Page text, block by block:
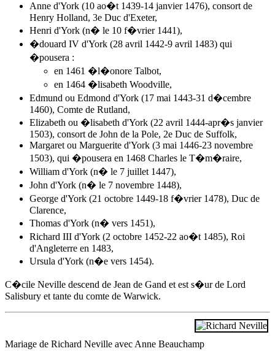
Anne d'York (10 ao�t 1439-14 janvier 1476), consort de
Henry Holland, 3e Duc d'Exeter,
Henri d'York (n� le 10 f�vrier 1441),
�douard IV d'York (28 avril 1442-9 avril 1483) qui
�pousera :
en 1461 �l�onore Talbot,
en 1464 �lisabeth Woodville,
Edmund ou Edmond d'York (17 mai 1443-31 d�cembre
1460), Comte de Rutland,
Elizabeth ou �lisabeth d'York (22 avril 1444-apr�s janvier
1503), consort de John de la Pole, 2e Duc de Suffolk,
Margaret ou Marguerite d'York (3 mai 1446-23 novembre
1503), qui �pousera en 1468 Charles le T�m�raire,
William d'York (n� le 7 juillet 1447),
John d'York (n� le 7 novembre 1448),
George d'York (21 octobre 1449-18 f�vrier 1478), Duc de
Clarence,
Thomas d'York (n� vers 1451),
Richard III d'York (2 octobre 1452-22 ao�t 1485), Roi
d'Angleterre en 1483,
Ursula d'York (n�e vers 1454).
C�cile Neville descend de Jean de Gand et est s�ur de Lord
Salisbury et tante du comte de Warwick.
Mariage de Richard Neville avec Anne Beauchamp